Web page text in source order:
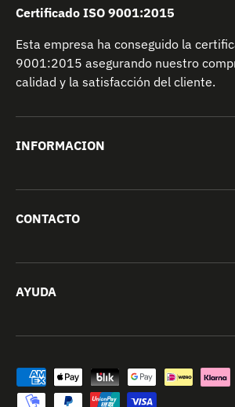
Certificado ISO 9001:2015
Esta empresa ha conseguido la
9001:2015 asegurando nuestro
calidad y la satisfacción del cliente.
INFORMACION
CONTACTO
AYUDA
Formas de pago aceptadas